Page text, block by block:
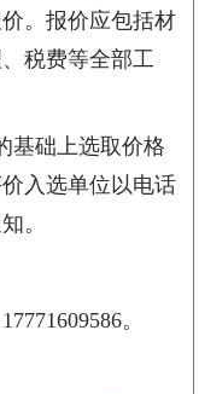
。报价应包括材
税费等全部工
础上选取价格
入选单位以电话
。
。